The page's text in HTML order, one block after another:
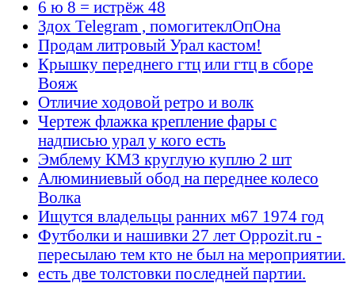
6 ю 8 = истрёж 48
Здох Telegram , помогитеклОпОна
Продам литровый Урал кастом!
Крышку переднего гтц или гтц в сборе
Вояж
Отличие ходовой ретро и волк
Чертеж флажка крепление фары с
надписью урал у кого есть
Эмблему КМЗ круглую куплю 2 шт
Алюминиевый обод на переднее колесо
Волка
Ищутся владельцы ранних м67 1974 год
Футболки и нашивки 27 лет Oppozit.ru -
пересылаю тем кто не был на мероприятии.
есть две толстовки последней партии.